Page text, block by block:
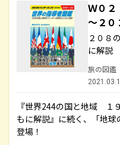
Ｗ０
～２
２０８
に解説
旅の図鑑
『世界244の国と地域 １
もに解説』に続く、「地
登場！